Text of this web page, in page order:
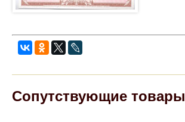
Сопутствующие товары
Дополнительные товары